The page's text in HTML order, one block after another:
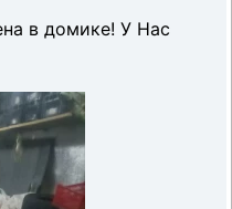
в домике! У Нас